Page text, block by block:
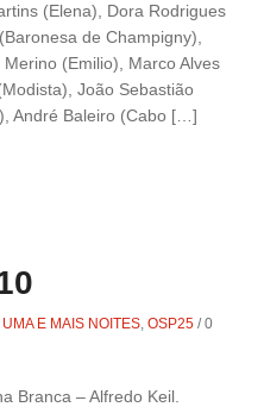
(Elena), Dora Rodrigues
de Champigny),
(Emilio), Marco Alves
João Sebastião
André Baleiro (Cabo […]
UMA E MAIS NOITES OSP25 /0
Branca – Alfredo Keil.